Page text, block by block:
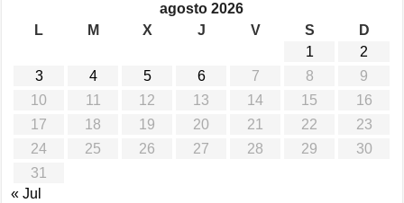
agosto 2026
L
M X J V S
D
1
2
3
4 5 6 7 8
9
10
11 12 13 14 15
16
17
18 19 20 21 22
23
24
25 26 27 28 29
30
31
« Jul